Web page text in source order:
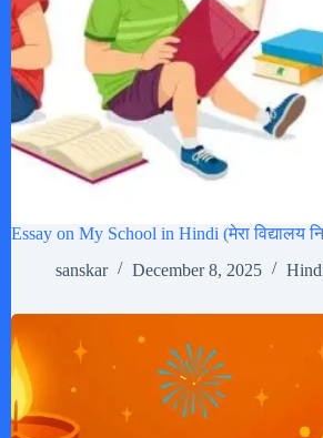
Essay on My School in Hindi (मेरा विद्यालय
sanskar
December 8, 2025